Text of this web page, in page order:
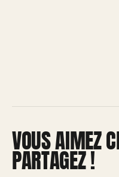
VOUS AIMEZ
PARTAGEZ !